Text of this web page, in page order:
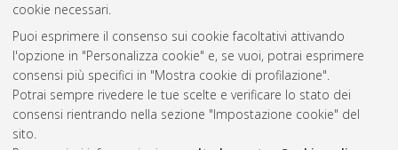
cookie necessari.
Puoi esprimere il consenso sui cookie facoltativi attivando
l'opzione in "Personalizza cookie" e, se vuoi, potrai esprimere
consensi più specifici in "Mostra cookie di profilazione".
Potrai sempre rivedere le tue scelte e verificare lo stato dei
consensi rientrando nella sezione "Impostazione cookie" del
sito.
Atom
Rss
AMS Acta
ISSN: 2038-7954
re3data.org -
doi.org/10.17616/R3P19R
Servizio implementato e